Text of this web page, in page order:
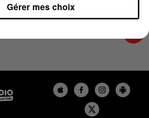
Gérer mes choix